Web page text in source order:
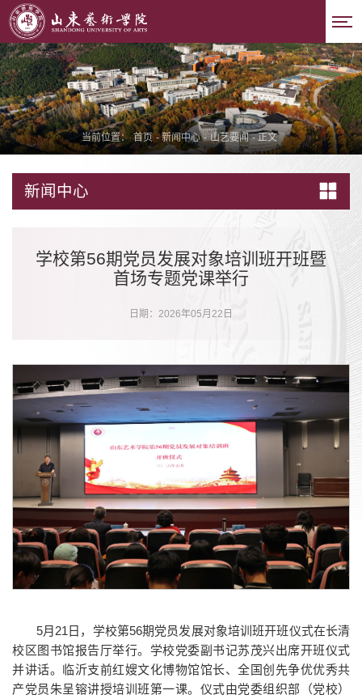
当前位置： 首页 - 新闻中心 - 山艺要闻 - 正文
新闻中心
学校第56期党员发展对象培训班开班暨
首场专题党课举行
日期：2026年05月22日
5月21日，学校第56期党员发展对象培训班开班仪式在长清
校区图书馆报告厅举行。学校党委副书记苏茂兴出席开班仪式
并讲话。临沂支前红嫂文化博物馆馆长、全国创先争优优秀共
产党员朱呈镕讲授培训班第一课。仪式由党委组织部（党校）